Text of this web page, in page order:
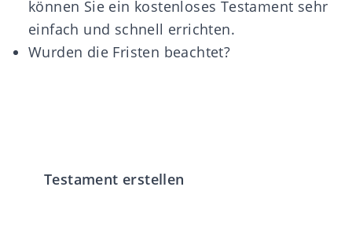
können Sie ein kostenloses Testament sehr
einfach und schnell errichten.
Wurden die Fristen beachtet?
Testament erstellen